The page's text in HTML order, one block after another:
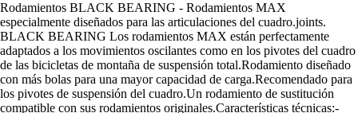
Rodamientos BLACK BEARING - Rodamientos MAX
especialmente diseñados para las articulaciones del cuadro.joints.
BLACK BEARING Los rodamientos MAX están perfectamente
adaptados a los movimientos oscilantes como en los pivotes del cuadro
de las bicicletas de montaña de suspensión total.Rodamiento diseñado
con más bolas para una mayor capacidad de carga.Recomendado para
los pivotes de suspensión del cuadro.Un rodamiento de sustitución
compatible con sus rodamientos originales.Características técnicas:-